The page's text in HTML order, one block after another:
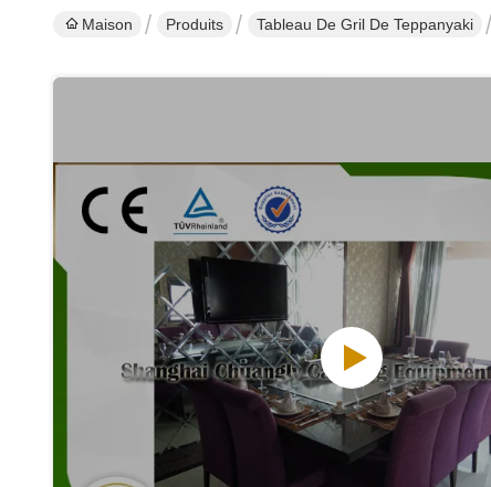
Maison Produits Tableau De Gril De Teppanyaki